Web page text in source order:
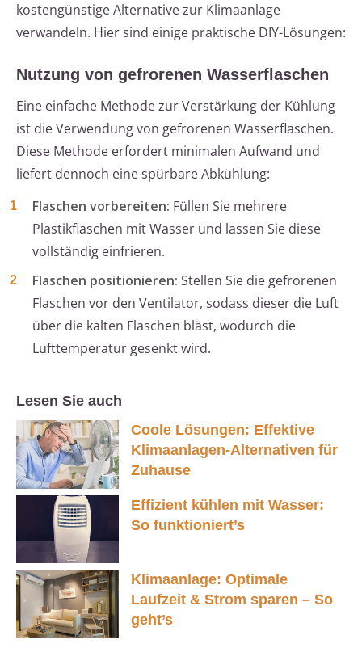
kostengünstige Alternative zur Klimaanlage
verwandeln. Hier sind einige praktische DIY-Lösungen:
Nutzung von gefrorenen Wasserflaschen
Eine einfache Methode zur Verstärkung der Kühlung
ist die Verwendung von gefrorenen Wasserflaschen.
Diese Methode erfordert minimalen Aufwand und
liefert dennoch eine spürbare Abkühlung:
Flaschen vorbereiten: Füllen Sie mehrere
Plastikflaschen mit Wasser und lassen Sie diese
vollständig einfrieren.
Flaschen positionieren: Stellen Sie die gefrorenen
Flaschen vor den Ventilator, sodass dieser die Luft
über die kalten Flaschen bläst, wodurch die
Lufttemperatur gesenkt wird.
Lesen Sie auch
Coole Lösungen: Effektive
Klimaanlagen-Alternativen für
Zuhause
Effizient kühlen mit Wasser:
So funktioniert’s
Klimaanlage: Optimale
Laufzeit & Strom sparen – So
geht’s